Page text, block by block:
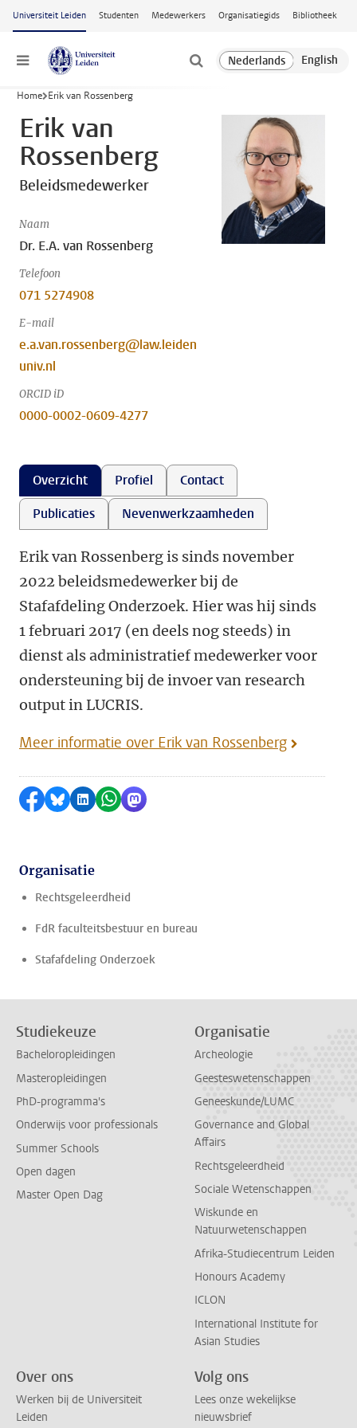
Ga naar hoofdinhoud
Universiteit Leiden Studenten Medewerkers Organisatiegids Bibliotheek
Menu
Home Erik van Rossenberg
Erik van
Rossenberg
Beleidsmedewerker
Naam
Dr. E.A. van Rossenberg
Telefoon
071 5274908
E-mail
e.a.van.rossenberg@law.leiden
univ.nl
ORCID iD
0000-0002-0609-4277
Overzicht Profiel
Contact
Publicaties
Nevenwerkzaamheden
Erik van Rossenberg is sinds november
2022 beleidsmedewerker bij de
Stafafdeling Onderzoek. Hier was hij sinds
1 februari 2017 (en deels nog steeds) in
dienst als administratief medewerker voor
ondersteuning bij de invoer van research
output in LUCRIS.
Meer informatie over Erik van Rossenberg
Delen op Facebook
Delen via Bluesky
Delen op LinkedIn
Delen via WhatsApp
Delen via Mastodon
Organisatie
Rechtsgeleerdheid
FdR faculteitsbestuur en bureau
Stafafdeling Onderzoek
Studiekeuze
Bacheloropleidingen
Masteropleidingen
PhD-programma's
Onderwijs voor professionals
Summer Schools
Open dagen
Master Open Dag
Organisatie
Archeologie
Geesteswetenschappen
Geneeskunde/LUMC
Governance and Global
Affairs
Rechtsgeleerdheid
Sociale Wetenschappen
Wiskunde en
Natuurwetenschappen
Afrika-Studiecentrum Leiden
Honours Academy
ICLON
International Institute for
Asian Studies
Over ons
Werken bij de Universiteit
Leiden
Volg ons
Lees onze wekelijkse
nieuwsbrief